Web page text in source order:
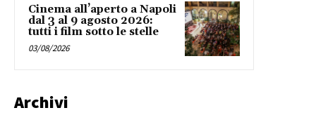
Cinema all’aperto a Napoli
dal 3 al 9 agosto 2026:
tutti i film sotto le stelle
03/08/2026
Archivi